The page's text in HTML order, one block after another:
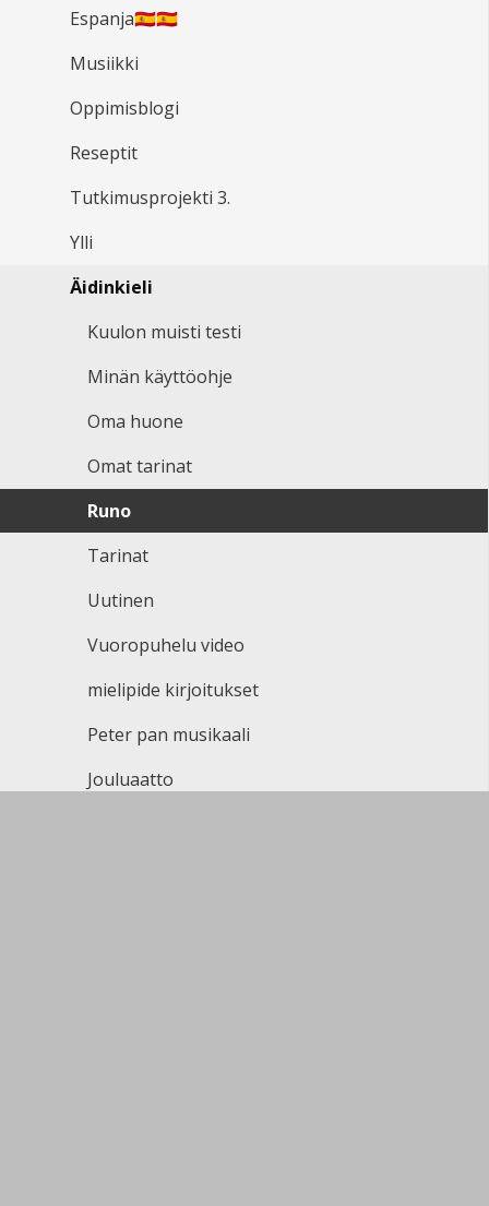
Espanja🇪🇸🇪🇸
Musiikki
Oppimisblogi
Reseptit
Tutkimusprojekti 3.
Ylli
Äidinkieli
Kuulon muisti testi
Minän käyttöohje
Oma huone
Omat tarinat
Runo
Tarinat
Uutinen
Vuoropuhelu video
mielipide kirjoitukset
Peter pan musikaali
Jouluaatto